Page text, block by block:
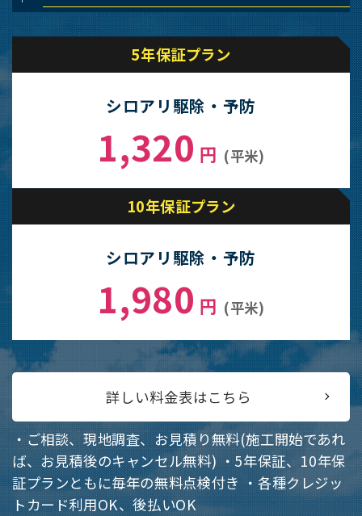
5年保証プラン
シロアリ駆除・予防
1,320 円 (平米)
10年保証プラン
シロアリ駆除・予防
1,980 円 (平米)
詳しい料金表はこちら
・ご相談、現地調査、お見積り無料(施工開始であれ
ば、お見積後のキャンセル無料)・5年保証、10年保
証プランともに毎年の無料点検付き ・各種クレジッ
トカード利用OK、後払いOK